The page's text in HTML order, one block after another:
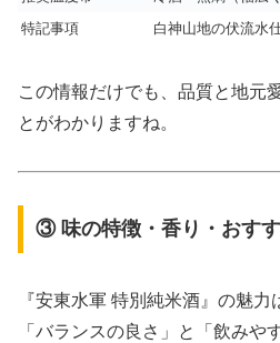
特記事項
白神山地の伏流水
この情報だけでも、品質と地元
とがわかりますね。
③ 味の特徴・香り・おす
『安東水軍 特別純米酒』の魅
「バランスの良さ」と「飲みや